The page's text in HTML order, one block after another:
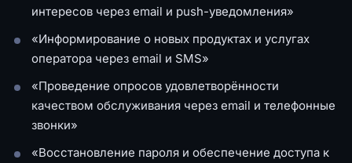
интересов через email и push-уведомления»
«Информирование о новых продуктах и услугах
оператора через email и SMS»
«Проведение опросов удовлетворённости
качеством обслуживания через email и телефонные
звонки»
«Восстановление пароля и обеспечение доступа к